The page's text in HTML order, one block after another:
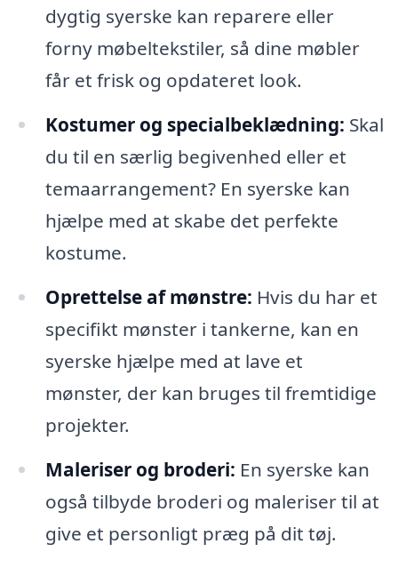
dygtig syerske kan reparere eller
forny møbeltekstiler, så dine møbler
får et frisk og opdateret look.
Kostumer og specialbeklædning: Skal
du til en særlig begivenhed eller et
temaarrangement? En syerske kan
hjælpe med at skabe det perfekte
kostume.
Oprettelse af mønstre: Hvis du har et
specifikt mønster i tankerne, kan en
syerske hjælpe med at lave et
mønster, der kan bruges til fremtidige
projekter.
Maleriser og broderi: En syerske kan
også tilbyde broderi og maleriser til at
give et personligt præg på dit tøj.